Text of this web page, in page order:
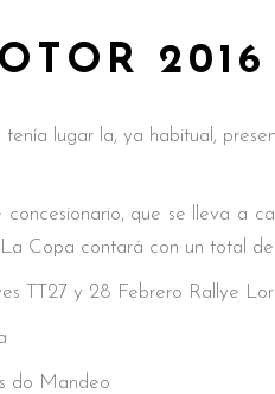
2016
lugar la, ya habitual,
que se lleva a
Copa contará con un total
TT27 y 28 Febrero Rallye
do Mandeo